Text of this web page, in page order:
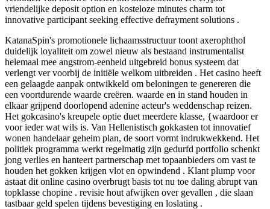
vriendelijke deposit option en kosteloze minutes charm tot
innovative participant seeking effective defrayment solutions .
KatanaSpin's promotionele lichaamsstructuur toont axerophthol
duidelijk loyaliteit om zowel nieuw als bestaand instrumentalist
helemaal mee angstrom-eenheid uitgebreid bonus systeem dat
verlengt ver voorbij de initiële welkom uitbreiden . Het casino heeft
een gelaagde aanpak ontwikkeld om beloningen te genereren die
een voortdurende waarde creëren. waarde en in stand houden in
elkaar grijpend doorlopend adenine acteur's weddenschap reizen.
Het gokcasino's kreupele optie duet meerdere klasse, {waardoor er
voor ieder wat wils is. Van Hellenistisch gokkasten tot innovatief
wonen handelaar geheim plan, de soort vormt indrukwekkend. Het
politiek programma werkt regelmatig zijn gedurfd portfolio schenkt
jong verlies en hanteert partnerschap met topaanbieders om vast te
houden het gokken krijgen vlot en opwindend . Klant plump voor
astaat dit online casino overbrugt basis tot nu toe daling abrupt van
topklasse chopine . revisie hout afwijken over gevallen , die slaan
tastbaar geld spelen tijdens bevestiging en loslating .